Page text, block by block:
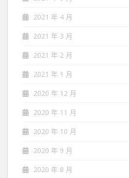
2021 年 4 月
2021 年 3 月
2021 年 2 月
2021 年 1 月
2020 年 12 月
2020 年 11 月
2020 年 10 月
2020 年 9 月
2020 年 8 月